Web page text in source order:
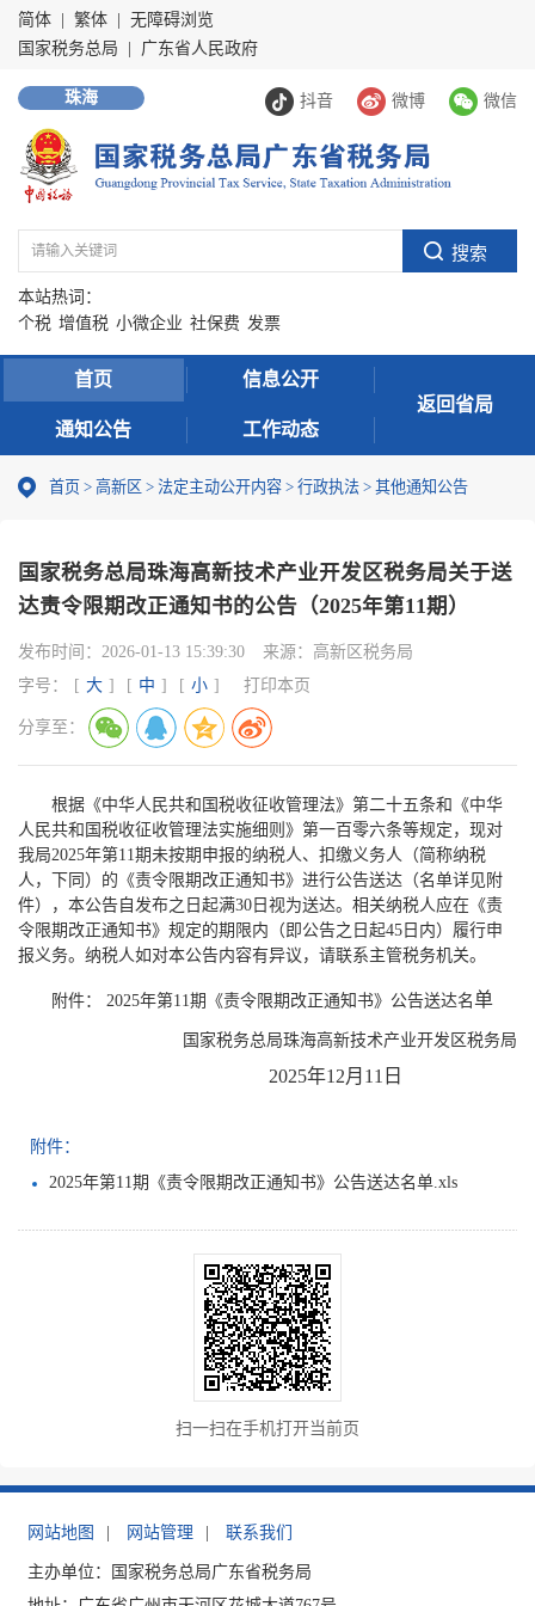
简体 繁体
无障碍浏览
国家税务总局
广东省人民政府
抖音 微博 微信
珠海
本站热词：
个税 增值税 小微企业 社保费 发票
首页 信息公开
通知公告 工作动态
返回省局
首页 > 高新区 > 法定主动公开内容 > 行政执法 > 其他通知公告
国家税务总局珠海高新技术产业开发区税务局关于送
达责令限期改正通知书的公告（2025年第11期）
发布时间： 2026-01-13 15:39:30 来源： 高新区税务局
字号：
[ 大 ] [ 中 ] [ 小 ] 打印本页
分享至：
根据《中华人民共和国税收征收管理法》第二十五条和《中华
人民共和国税收征收管理法实施细则》第一百零六条等规定，现对
我局2025年第11期未按期申报的纳税人、扣缴义务人（简称纳税
人，下同）的《责令限期改正通知书》进行公告送达（名单详见附
件），本公告自发布之日起满30日视为送达。相关纳税人应在《责
令限期改正通知书》规定的期限内（即公告之日起45日内）履行申
报义务。纳税人如对本公告内容有异议，请联系主管税务机关。
附件： 2025年第11期《责令限期改正通知书》公告送达名单
国家税务总局珠海高新技术产业开发区税务局
2025年12月11日
附件：
2025年第11期《责令限期改正通知书》公告送达名单.xls
扫一扫在手机打开当前页
网站地图 网站管理 联系我们
主办单位：国家税务总局广东省税务局